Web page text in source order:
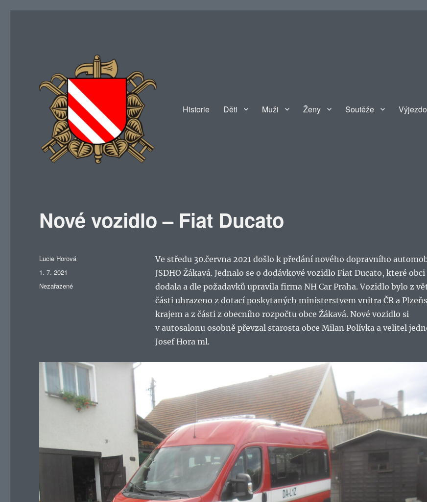
Historie Děti Muži Ženy Soutěže
Nové vozidlo – Fiat Ducato
Ve středu 30.června 2021 došlo k předání nového dopravního
JSDHO Žákavá. Jednalo se o dodávkové vozidlo Fiat Ducato, které obci
dodala a dle požadavků upravila firma NH Car Praha. Vozidlo bylo z
části uhrazeno z dotací poskytaných ministerstvem vnitra ČR a
krajem a z části z obecního rozpočtu obce Žákavá. Nové vozidlo si
v autosalonu osobně převzal starosta obce Milan Polívka a velitel
Josef Hora ml.
Autor:
Lucie Horová
Publikováno:
1. 7. 2021
Rubriky:
Nezařazené